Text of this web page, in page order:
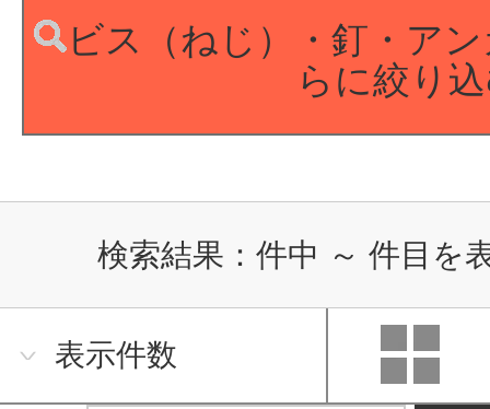
ビス（ねじ）・釘・ア
らに絞り
検索結果： 件中 ～ 件目を
表示件数